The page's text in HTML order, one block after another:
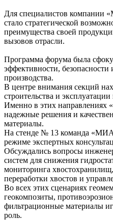
Для специалистов
стало стратегической
преимущества своей
вызовов отрасли.
Программа форума была
эффективности, безопасности
производства.
В центре внимания секций
строительства и
Именно в этих
надежные решения и
материалы.
На стенде № 13 команда
режиме экспертных
Обсуждались вопросы
систем для снижения
мониторинга
переработки хвостов и
Во всех этих сценариях
геокомпозиты,
фильтрационные материалы
роль.